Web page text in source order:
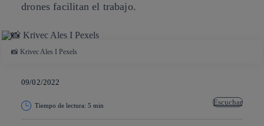
drones facilitan el trabajo.
📸 Krivec Ales I Pexels
09/02/2022
Tiempo de lectura: 5 min Escuchar